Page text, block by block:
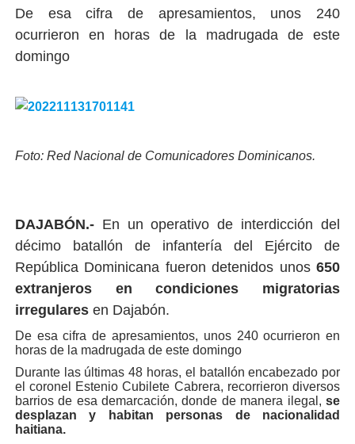
De esa cifra de apresamientos, unos 240
ocurrieron en horas de la madrugada de este
domingo
Foto: Red Nacional de Comunicadores Dominicanos.
DAJABÓN.-En un operativo de interdicción del
décimo batallón de infantería del Ejército de
República Dominicana fueron detenidos unos650
extranjeros en condiciones migratorias
irregularesen Dajabón.
De esa cifra de apresamientos, unos 240 ocurrieron en
horas de la madrugada de este domingo
Durante las últimas 48 horas, el batallón encabezado por
el coronel Estenio Cubilete Cabrera, recorrieron diversos
barrios de esa demarcación, donde de manera ilegal,se
desplazan y habitan personas de nacionalidad
haitiana.